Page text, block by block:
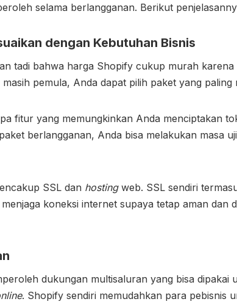
selama berlangganan. Berikut
dengan Kebutuhan Bisnis
tadi bahwa harga Shopify cukup murah karena
pemula, Anda dapat pilih paket yang paling
fitur yang memungkinkan Anda menciptakan
berlangganan, Anda bisa melakukan masa
SSL dan hosting web. SSL sendiri
koneksi internet supaya tetap aman dan
dukungan multisaluran yang bisa dipakai
. Shopify sendiri memudahkan para pebisnis